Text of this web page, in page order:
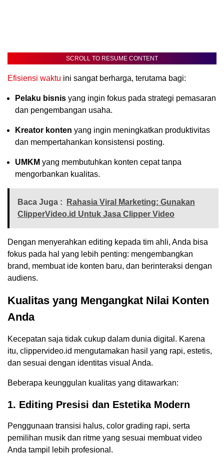
SCROLL TO RESUME CONTENT
Efisiensi waktu ini sangat berharga, terutama bagi:
Pelaku bisnis yang ingin fokus pada strategi pemasaran
dan pengembangan usaha.
Kreator konten yang ingin meningkatkan produktivitas
dan mempertahankan konsistensi posting.
UMKM yang membutuhkan konten cepat tanpa
mengorbankan kualitas.
Baca Juga :
Rahasia Viral Marketing: Gunakan
ClipperVideo.id Untuk Jasa Clipper Video
Dengan menyerahkan editing kepada tim ahli, Anda bisa
fokus pada hal yang lebih penting: mengembangkan
brand, membuat ide konten baru, dan berinteraksi dengan
audiens.
Kualitas yang Mengangkat Nilai Konten
Anda
Kecepatan saja tidak cukup dalam dunia digital. Karena
itu, clippervideo.id mengutamakan hasil yang rapi, estetis,
dan sesuai dengan identitas visual Anda.
Beberapa keunggulan kualitas yang ditawarkan:
1. Editing Presisi dan Estetika Modern
Penggunaan transisi halus, color grading rapi, serta
pemilihan musik dan ritme yang sesuai membuat video
Anda tampil lebih profesional.